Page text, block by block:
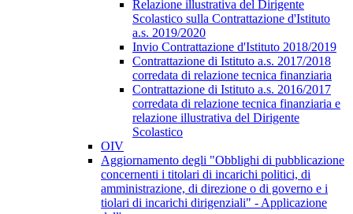
Relazione illustrativa del Dirigente
Scolastico sulla Contrattazione d'Istituto
a.s. 2019/2020
Invio Contrattazione d'Istituto 2018/2019
Contrattazione di Istituto a.s. 2017/2018
corredata di relazione tecnica finanziaria
Contrattazione di Istituto a.s. 2016/2017
corredata di relazione tecnica finanziaria e
relazione illustrativa del Dirigente
Scolastico
OIV
Aggiornamento degli "Obblighi di pubblicazione
concernenti i titolari di incarichi politici, di
amministrazione, di direzione o di governo e i
tiolari di incarichi dirigenziali" - Applicazione